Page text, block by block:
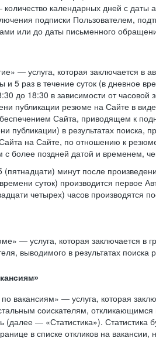
календарных дней с даты
подписки Пользователем,
или до даты письменного
— услуга, которая заключается в
и 5 раз в течение суток (в дневное
до 18:30 в зависимости от часовой
публикации резюме на Сайте в
Сайта, приводящем к
публикации) в результатах поиска,
на Сайте, по отношению к
с более поздней датой и временем,
(пятнадцати) минут после
суток) производится первое
четырех) часов производятся
— услуга, которая заключается в
выводимого в результатах поиска
вакансиям» — услуга, которая
соискателям,
(далее — «Статистика»). Статистика
в списке откликов на вакансии,